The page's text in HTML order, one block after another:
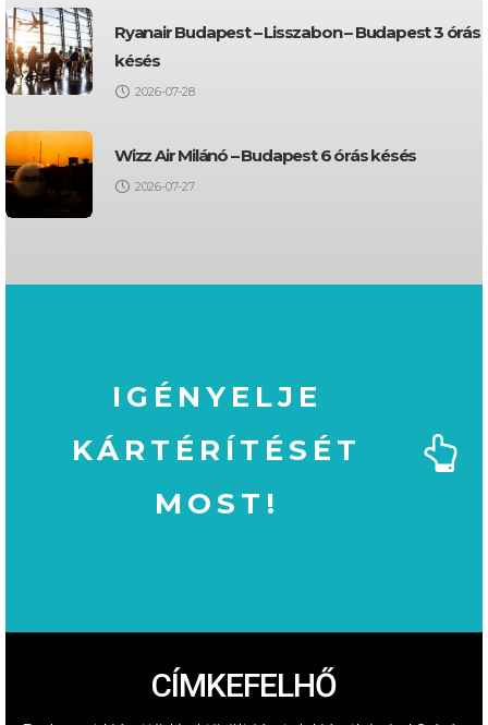
Ryanair Budapest – Lisszabon – Budapest 3 órás
késés
2026-07-28
Wizz Air Milánó – Budapest 6 órás késés
2026-07-27
IGÉNYELJE
KÁRTÉRÍTÉSÉT
MOST!
CÍMKEFELHŐ